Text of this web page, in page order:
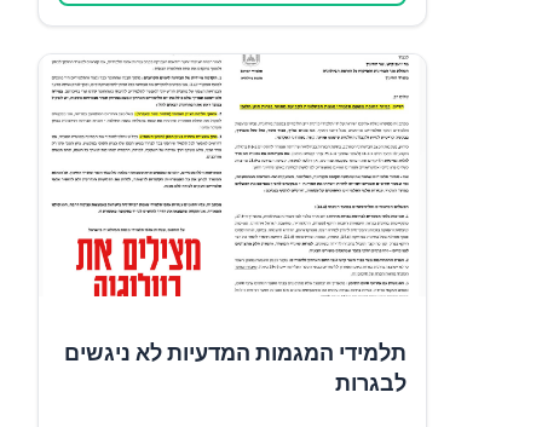
תלמידי המגמות המדעיות לא ניגשים
לבגרות